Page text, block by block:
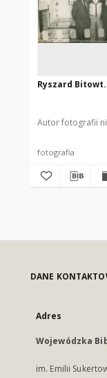
Ryszard
Autor fotografii
fotografia
DANE
Adres
Wojewódzka
im. Emilii